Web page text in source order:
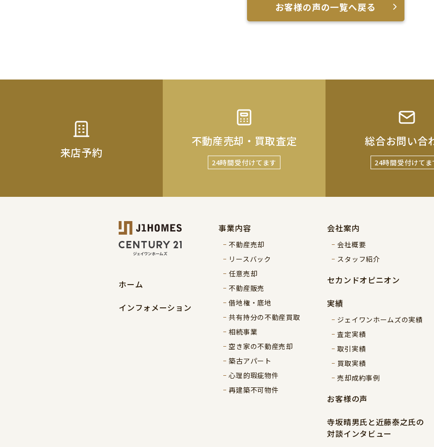
お客様の声の一覧へ戻る
来店予約
不動産売却・買取査定
24時間受付けてます
総合お問い合
24時間受付けてま
ホーム
インフォメーション
事業内容
不動産売却
リースバック
任意売却
不動産販売
借地権・底地
共有持分の不動産買取
相続事業
空き家の不動産売却
築古アパート
心理的瑕疵物件
再建築不可物件
会社案内
会社概要
スタッフ紹介
セカンドオピニオン
実績
ジェイワンホームズの実績
査定実績
取引実績
買取実績
売却成約事例
お客様の声
寺坂晴男氏と近藤泰之氏の
対談インタビュー